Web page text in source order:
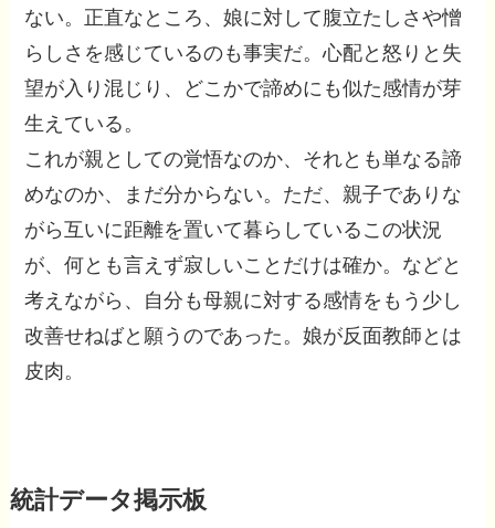
ない。正直なところ、娘に対して腹立たしさや憎
らしさを感じているのも事実だ。心配と怒りと失
望が入り混じり、どこかで諦めにも似た感情が芽
生えている。
これが親としての覚悟なのか、それとも単なる諦
めなのか、まだ分からない。ただ、親子でありな
がら互いに距離を置いて暮らしているこの状況
が、何とも言えず寂しいことだけは確か。などと
考えながら、自分も母親に対する感情をもう少し
改善せねばと願うのであった。娘が反面教師とは
皮肉。
統計データ掲示板